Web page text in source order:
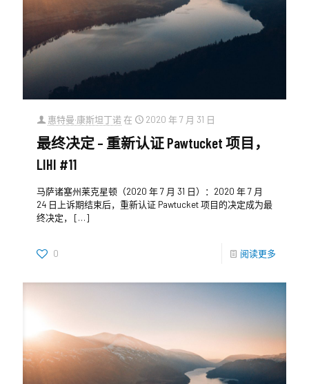
惠特曼·康斯坦丁诺在 2020 年 7 月 31 日
最终决定 – 重新认证 Pawtucket 项目，
LIHI #11
马萨诸塞州莱克星顿（2020 年 7 月 31 日）：2020 年 7 月
24 日上诉期结束后，重新认证 Pawtucket 项目的决定成为最
终决定，
[…]
0 阅读更多